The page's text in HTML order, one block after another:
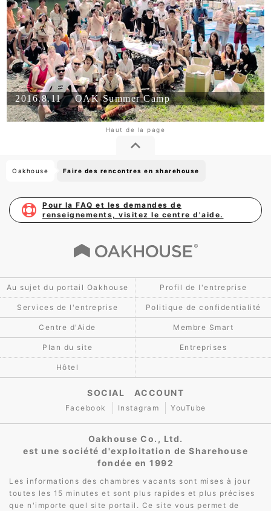
2016.8.11 OAK Summer Camp
Oakhouse Faire des rencontres en sharehouse
Pour la FAQ et les demandes de
renseignements, visitez le centre d'aide.
Au sujet du portail Oakhouse Profil de l'entreprise
Services de l'entreprise Politique de confidentialité
Centre d'Aide Membre Smart
Plan du site Entreprises
Hôtel
SOCIAL ACCOUNT
Facebook Instagram YouTube
Oakhouse Co., Ltd.
est une société d'exploitation de Sharehouse
fondée en 1992
Les informations des chambres vacants sont mises à jour
toutes les 15 minutes et sont plus rapides et plus précises
que n'importe quel site portail. Ce site vous permet de